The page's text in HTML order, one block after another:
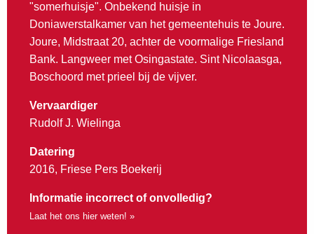
"somerhuisje". Onbekend huisje in
Doniawerstalkamer van het gemeentehuis te Joure.
Joure, Midstraat 20, achter de voormalige Friesland
Bank. Langweer met Osingastate. Sint Nicolaasga,
Boschoord met prieel bij de vijver.
Vervaardiger
Rudolf J. Wielinga
Datering
2016, Friese Pers Boekerij
Informatie incorrect of onvolledig?
Laat het ons hier weten! »